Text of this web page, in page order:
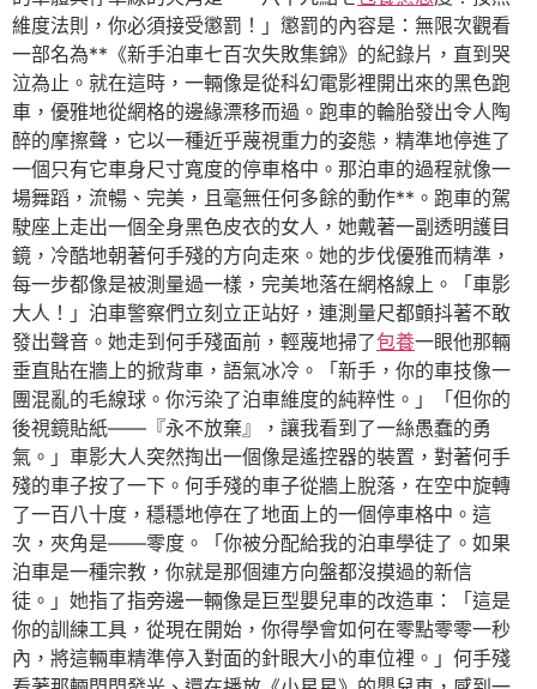
維度法則，你必須接受懲罰！」懲罰的內容是：無限次觀看
一部名為**《新手泊車七百次失敗集錦》的紀錄片，直到哭
泣為止。就在這時，一輛像是從科幻電影裡開出來的黑色跑
車，優雅地從網格的邊緣漂移而過。跑車的輪胎發出令人陶
醉的摩擦聲，它以一種近乎蔑視重力的姿態，精準地停進了
一個只有它車身尺寸寬度的停車格中。那泊車的過程就像一
場舞蹈，流暢、完美，且毫無任何多餘的動作**。跑車的駕
駛座上走出一個全身黑色皮衣的女人，她戴著一副透明護目
鏡，冷酷地朝著何手殘的方向走來。她的步伐優雅而精準，
每一步都像是被測量過一樣，完美地落在網格線上。「車影
大人！」泊車警察們立刻立正站好，連測量尺都顫抖著不敢
發出聲音。她走到何手殘面前，輕蔑地掃了包養一眼他那輛
垂直貼在牆上的掀背車，語氣冰冷。「新手，你的車技像一
團混亂的毛線球。你污染了泊車維度的純粹性。」「但你的
後視鏡貼紙——『永不放棄』，讓我看到了一絲愚蠢的勇
氣。」車影大人突然掏出一個像是遙控器的裝置，對著何手
殘的車子按了一下。何手殘的車子從牆上脫落，在空中旋轉
了一百八十度，穩穩地停在了地面上的一個停車格中。這
次，夾角是——零度。「你被分配給我的泊車學徒了。如果
泊車是一種宗教，你就是那個連方向盤都沒摸過的新信
徒。」她指了指旁邊一輛像是巨型嬰兒車的改造車：「這是
你的訓練工具，從現在開始，你得學會如何在零點零零一秒
內，將這輛車精準停入對面的針眼大小的車位裡。」何手殘